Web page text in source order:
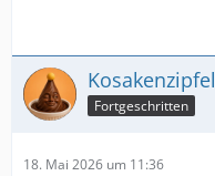
Kosakenzipfel
Fortgeschritten
18. Mai 2026 um 11:36